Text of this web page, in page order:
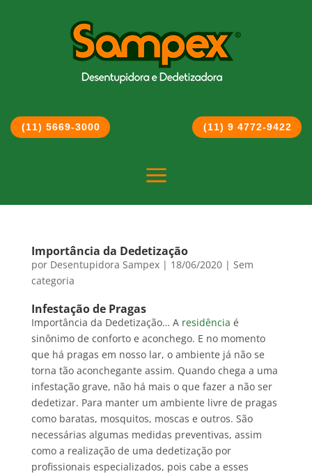
(11) 5669-3000 (11) 9 4772-9422
a
Importância da Dedetização
por Desentupidora Sampex| 18/06/2020| Sem
categoria
Infestação de Pragas
Importância da Dedetização… A residência é
sinônimo de conforto e aconchego. E no momento
que há pragas em nosso lar, o ambiente já não se
torna tão aconchegante assim. Quando chega a uma
infestação grave, não há mais o que fazer a não ser
dedetizar. Para manter um ambiente livre de pragas
como baratas, mosquitos, moscas e outros. São
necessárias algumas medidas preventivas, assim
como a realização de uma dedetização por
profissionais especializados, pois cabe a esses